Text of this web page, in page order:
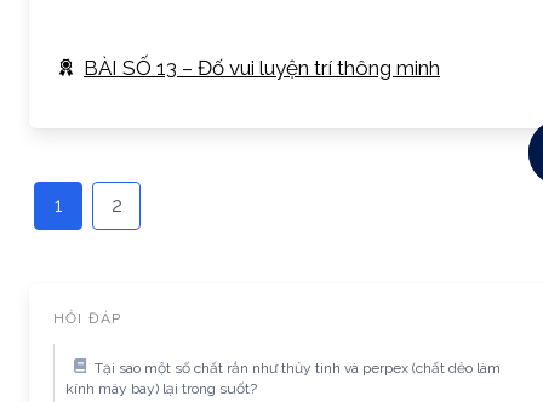
BÀI SỐ 13 – Đố vui luyện trí thông minh
1 2
HỎI ĐÁP
Tại sao một số chất rắn như thủy tinh và perpex (chất dẻo làm
kính máy bay) lại trong suốt?